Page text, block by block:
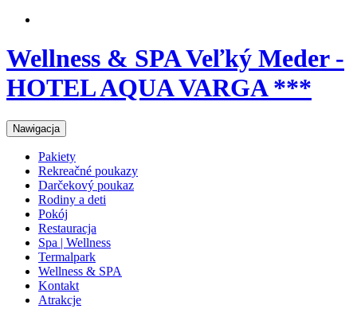
Wellness & SPA Veľký Meder -
HOTEL AQUA VARGA ***
Nawigacja
Pakiety
Rekreačné poukazy
Darčekový poukaz
Rodiny a deti
Pokój
Restauracja
Spa | Wellness
Termalpark
Wellness & SPA
Kontakt
Atrakcje